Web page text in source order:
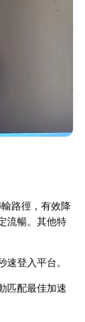
路徑，有效降
流暢。其他特
登入平台。
匹配最佳加速